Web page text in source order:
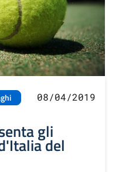
08/04/2019
gli
del